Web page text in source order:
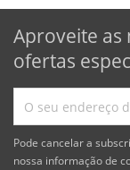
Aproveite as
ofertas
Pode cancelar a
nossa informação de